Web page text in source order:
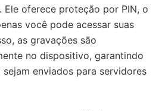
Ele oferece proteção por PIN, o
você pode acessar suas
as gravações são
no dispositivo, garantindo
enviados para servidores